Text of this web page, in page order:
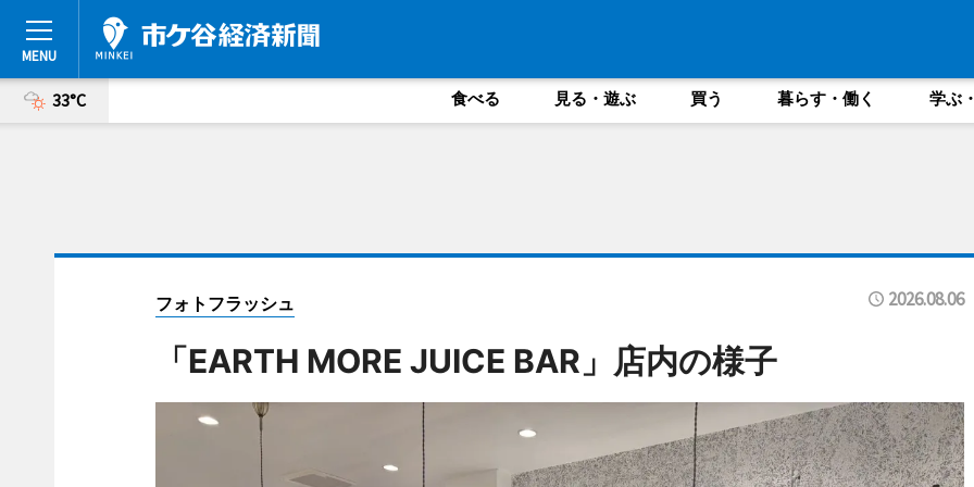
33°C 食べる 見る・遊ぶ 買う 暮らす・働く 学ぶ
フォトフラッシュ 2026.08.06
「EARTH MORE JUICE BAR」店内の様子